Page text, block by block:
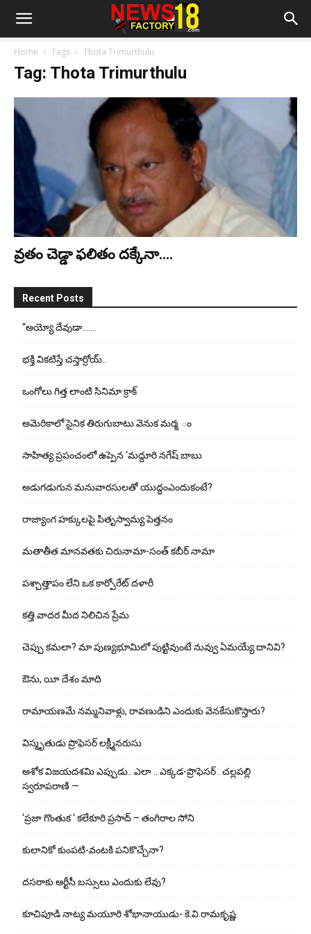
Home Tags Thota Trimurthulu
Tag: Thota Trimurthulu
వ్ర‌తం చెడ్డా ఫ‌లితం ద‌క్కేనా….
Recent Posts
“అయ్యో దేవుడా…….
భ‌క్తి విక‌టిస్తే చ‌స్తార్రోయ్‌..
ఒంగోలు గిత్త లాంటి సినిమా క్రాక్
అమెరికాలో సైనిక తిరుగుబాటు వెనుక మర్మ ం
సాహిత్య ప్రపంచంలో ఉప్పెన ‘మద్దూరి నగేష్ బాబు
అడుగ‌డుగున మ‌నువార‌సుల‌తో యుద్ధంఎందుకంటే?
రాజ్యాంగ హక్కులపై పితృస్వామ్య పెత్తనం
మతాతీత మానవతకు చిరునామా-సంత్ కబీర్ నామా
పశ్చాత్తాపం లేని ఒక కార్పోరేట్ దళారీ
కత్తి వాదర మీద నిలిచిన ప్రేమ
చెప్పు క‌మ‌లా? మా పుణ్యభూమిలో పుట్టివుంటే నువ్వు ఏమయ్యే దానివి?
ఔను, యీ దేశం మాది
రామాయణమే నమ్మనివాళ్లు, రావణుడిని ఎందుకు వెనకేసుకొస్తారు?
విస్మృతుడు ప్రొఫెసర్ లక్ష్మీనరుసు
అశోక విజ‌య‌ద‌శ‌మి ఎప్పుడు.. ఎలా .. ఎక్క‌డ‌-ప్రొఫెసర్ . చల్లపల్లి
స్వరూపరాణి —
‘ప్రజా గొంతుక ‘ కలేకూరి ప్రసాద్ – తంగిరాల సోని
కులానికో కుంప‌టి-వంట‌కి ప‌నికొచ్చేనా?
ద‌స‌రాకు ఆర్టీసీ బ‌స్సులు ఎందుకు లేవు?
కూచిపూడి నాట్య మ‌యూరి శోభానాయుడు- కె.వి.రామకృష్ణ